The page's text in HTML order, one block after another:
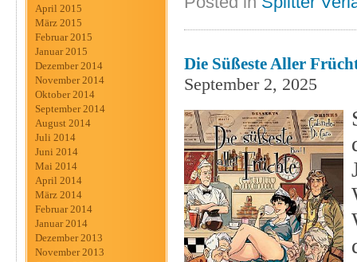
April 2015
März 2015
Februar 2015
Januar 2015
Dezember 2014
November 2014
Oktober 2014
September 2014
August 2014
Juli 2014
Juni 2014
Mai 2014
April 2014
März 2014
Februar 2014
Januar 2014
Dezember 2013
November 2013
Die Süßeste Aller
September 2, 2025